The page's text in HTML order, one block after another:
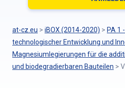
at-cz.eu > iBOX (2014-2020) > PA 1
technologischer Entwicklung und
Magnesiumlegierungen für die
und biodegradierbaren Bauteilen >